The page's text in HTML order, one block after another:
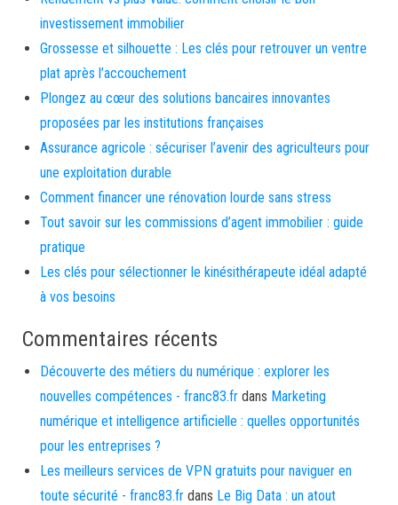
investissement immobilier
Grossesse et silhouette : Les clés pour retrouver un ventre
plat après l’accouchement
Plongez au cœur des solutions bancaires innovantes
proposées par les institutions françaises
Assurance agricole : sécuriser l’avenir des agriculteurs pour
une exploitation durable
Comment financer une rénovation lourde sans stress
Tout savoir sur les commissions d’agent immobilier : guide
pratique
Les clés pour sélectionner le kinésithérapeute idéal adapté
à vos besoins
Commentaires récents
Découverte des métiers du numérique : explorer les
nouvelles compétences - franc83.fr dans Marketing
numérique et intelligence artificielle : quelles opportunités
pour les entreprises ?
Les meilleurs services de VPN gratuits pour naviguer en
toute sécurité - franc83.fr dans Le Big Data : un atout